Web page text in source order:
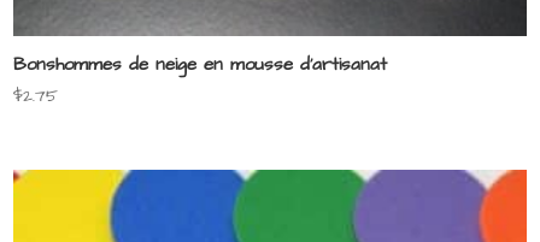
Bonshommes de neige en mousse d’artisanat
$2.75